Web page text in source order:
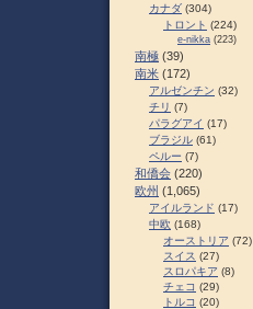
カナダ (304)
トロント (224)
e-nikka (223)
南極 (39)
南米 (172)
アルゼンチン (32)
チリ (7)
パラグアイ (17)
ブラジル (61)
ペルー (7)
和僑会 (220)
欧州 (1,065)
アイルランド (17)
中欧 (168)
オーストリア (72)
スイス (27)
スロパキア (8)
チェコ (29)
トルコ (20)